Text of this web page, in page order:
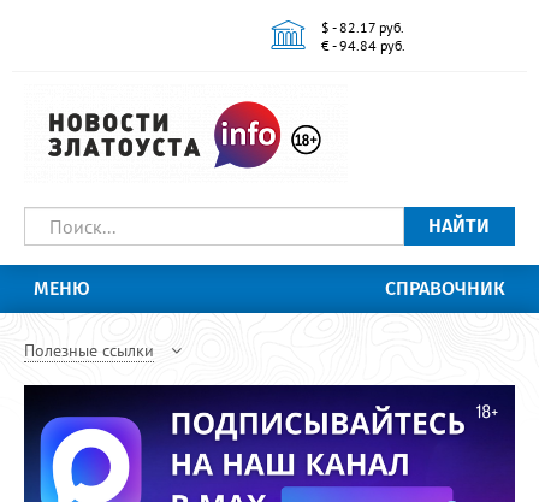
$ - 82.17 руб.
€ - 94.84 руб.
НАЙТИ
МЕНЮ СПРАВОЧНИК
Полезные ссылки